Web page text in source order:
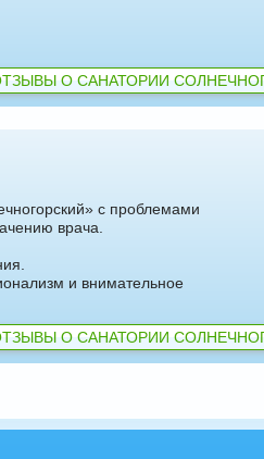
О САНАТОРИИ
с проблемами
врача.
и внимательное
О САНАТОРИИ